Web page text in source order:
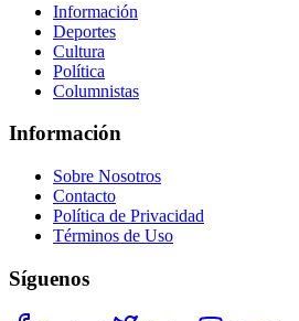
Información
Deportes
Cultura
Política
Columnistas
Información
Sobre Nosotros
Contacto
Política de Privacidad
Términos de Uso
Síguenos